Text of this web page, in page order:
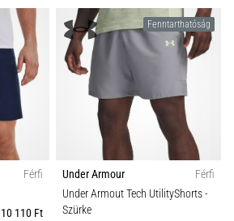
Férfi
10 110 Ft
Fenntarthatóság
Under Armour
Férfi
Under Armout Tech UtilityShorts-
Szürke